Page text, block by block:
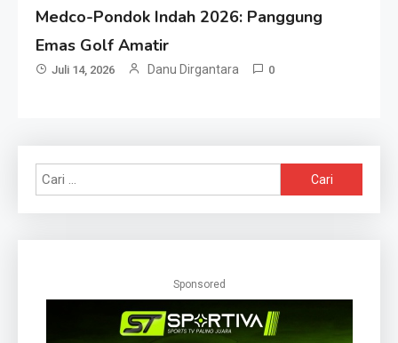
Medco-Pondok Indah 2026: Panggung
Emas Golf Amatir
Juli 14, 2026 Danu Dirgantara 0
untuk:
Sponsored